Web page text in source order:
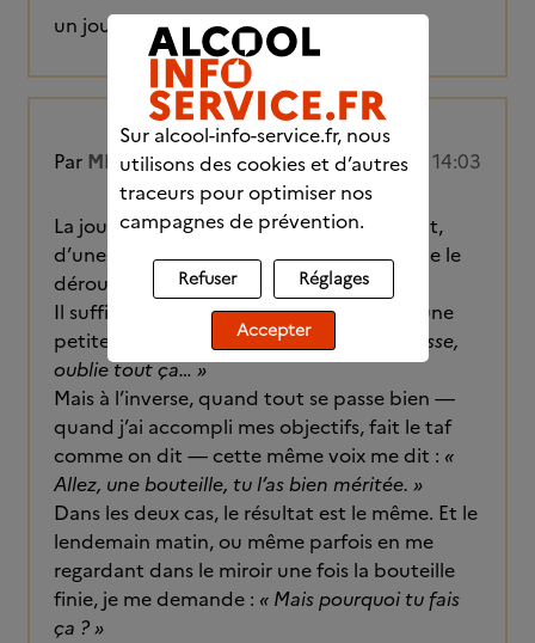
un jour à la fois,
Par MICKE 04/11/2025 à 14:03
La journée, je suis souvent bien occupé. Et,
d’une certaine manière, c’est elle qui dicte le
déroulé de ma soirée.
Il suffit d’une contrariété, d’un souci, et une
petite voix me souffle :« Allez, décompresse,
oublie tout ça… »
Mais à l’inverse, quand tout se passe bien —
quand j’ai accompli mes objectifs, fait le taf
comme on dit — cette même voix me dit : «
Allez, une bouteille, tu l’as bien méritée. »
Dans les deux cas, le résultat est le même. Et le
lendemain matin, ou même parfois en me
regardant dans le miroir une fois la bouteille
finie, je me demande : « Mais pourquoi tu fais
ça ? »
Sur alcool-info-service.fr, nous
utilisons des cookies et d’autres
traceurs pour optimiser nos
campagnes de prévention.
Refuser Réglages
Accepter